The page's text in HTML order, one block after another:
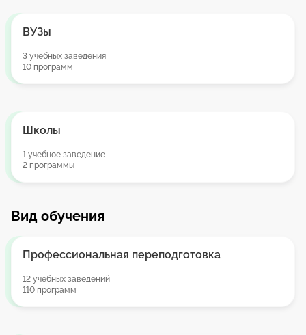
ВУЗы
3 учебных заведения
10 программ
Школы
1 учебное заведение
2 программы
Вид обучения
Профессиональная переподготовка
12 учебных заведений
110 программ